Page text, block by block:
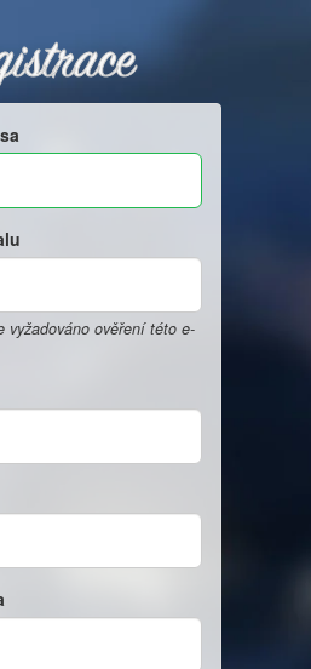
vyžadováno ověření této e-